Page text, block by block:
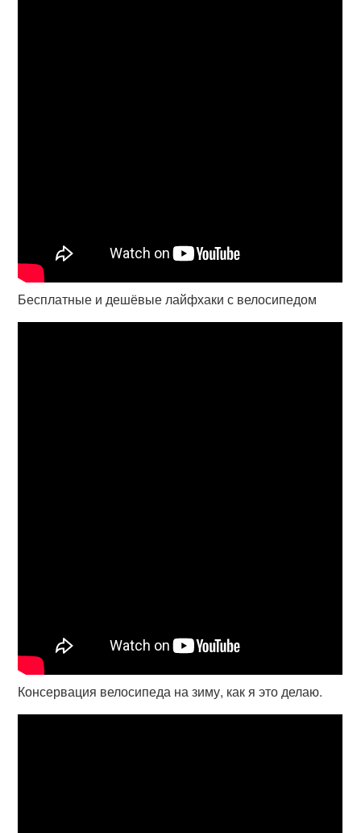
Бесплатные и дешёвые лайфхаки с велосипедом
Консервация велосипеда на зиму, как я это делаю.